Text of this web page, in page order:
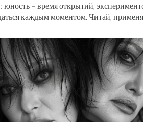
юность – время открытий,
каждым моментом. Читай,